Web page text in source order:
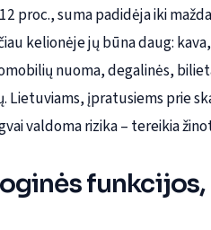
proc., suma padidėja iki
kelionėje jų būna daug:
nuoma, degalinės,
Lietuviams, įpratusiems prie
valdoma rizika – tereikia